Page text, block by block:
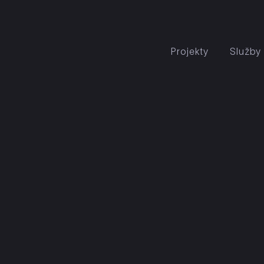
Projekty Služby